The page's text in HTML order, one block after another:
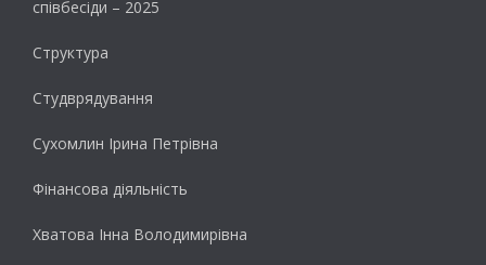
співбесіди – 2025
Структура
Студврядування
Сухомлин Ірина Петрівна
Фінансова діяльність
Хватова Інна Володимирівна